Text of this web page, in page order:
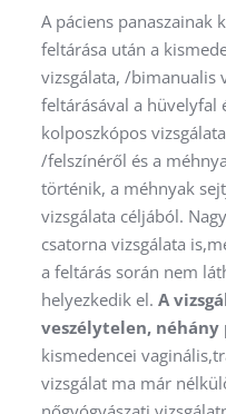
A páciens panaszainak
feltárása után a
vizsgálata, /bimanualis
feltárásával a hüvelyfal
kolposzkópos
/felszínéről és a
történik, a méhnyak
vizsgálata céljából.
csatorna vizsgálata
a feltárás során nem
helyezkedik el. A
veszélytelen,
kismedencei
vizsgálat ma már